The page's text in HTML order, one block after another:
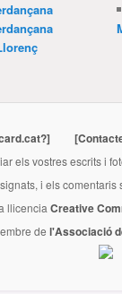
els vostres escrits i
i els
llicencia Creative
de l'Associació